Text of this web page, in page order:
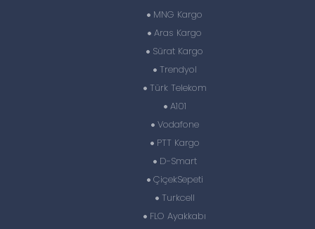
MNG Kargo
Aras Kargo
Sürat Kargo
Trendyol
Türk Telekom
A101
Vodafone
PTT Kargo
D-Smart
ÇiçekSepeti
Turkcell
FLO Ayakkabı